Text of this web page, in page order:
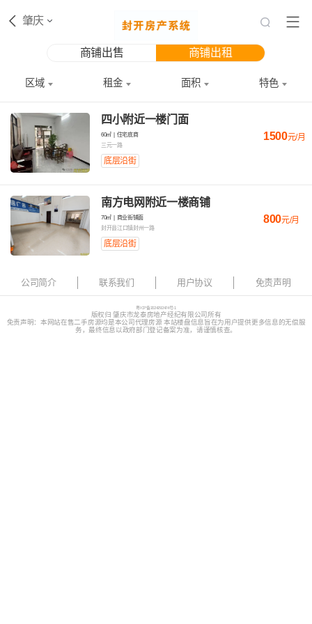
肇庆
商铺出售 商铺出租
区域 租金 面积 特色
四小附近一楼门面
60㎡
住宅底商
三元一路
底层沿街
1500元/月
南方电网附近一楼商铺
70㎡
商业街铺面
封开县江口镇封州一路
底层沿街
800元/月
公司简介 联系我们 用户协议 免责声明
粤ICP备2024292474号-1
版权归 肇庆市龙泰房地产经纪有限公司所有
免责声明：本网站在售二手房源均是本公司代理房源 本站楼盘信息旨在为用户提供更多信息的无偿服
务，最终信息以政府部门登记备案为准，请谨慎核查。